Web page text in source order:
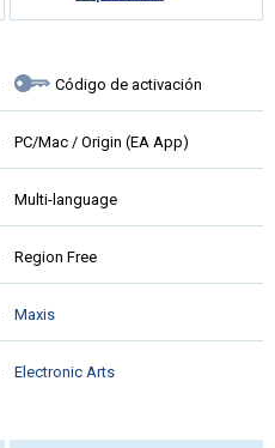
Código de activación
PC/Mac / Origin (EA App)
Multi-language
Region Free
Maxis
Electronic Arts